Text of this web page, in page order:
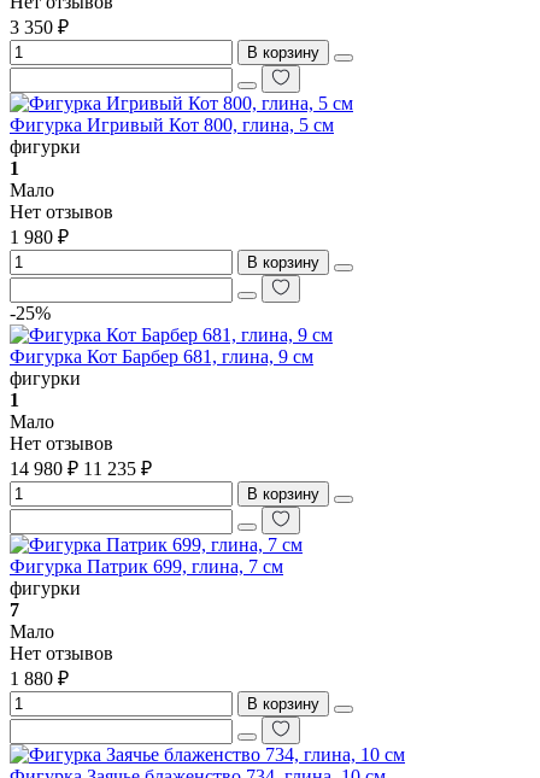
3 350 ₽
В корзину
Фигурка Игривый Кот 800, глина, 5 см
фигурки
1
Мало
Нет отзывов
1 980 ₽
В корзину
-25%
Фигурка Кот Барбер 681, глина, 9 см
фигурки
1
Мало
Нет отзывов
14 980 ₽ 11 235 ₽
В корзину
Фигурка Патрик 699, глина, 7 см
фигурки
7
Мало
Нет отзывов
1 880 ₽
В корзину